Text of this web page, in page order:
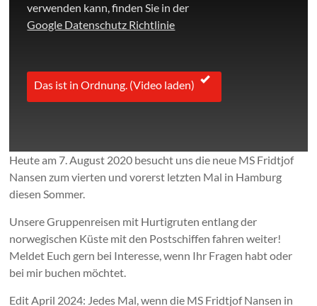
verwenden kann, finden Sie in der
Google Datenschutz Richtlinie
Das ist in Ordnung. (Video laden)
Heute am 7. August 2020 besucht uns die neue MS Fridtjof
Nansen zum vierten und vorerst letzten Mal in Hamburg
diesen Sommer.
Unsere Gruppenreisen mit Hurtigruten entlang der
norwegischen Küste mit den Postschiffen fahren weiter!
Meldet Euch gern bei Interesse, wenn Ihr Fragen habt oder
bei mir buchen möchtet.
Edit April 2024: Jedes Mal, wenn die MS Fridtjof Nansen in